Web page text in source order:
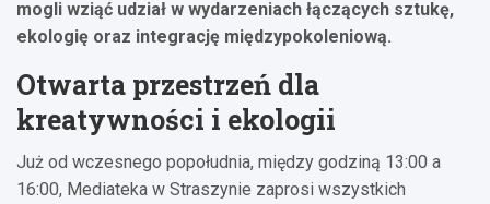
mogli wziąć udział w wydarzeniach łączących sztukę,
ekologię oraz integrację międzypokoleniową.
Otwarta przestrzeń dla
kreatywności i ekologii
Już od wczesnego popołudnia, między godziną 13:00 a
16:00, Mediateka w Straszynie zaprosi wszystkich